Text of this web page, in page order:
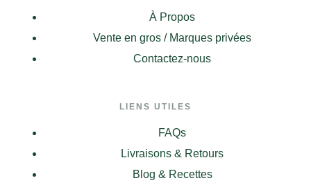
À Propos
Vente en gros / Marques privées
Contactez-nous
LIENS UTILES
FAQs
Livraisons & Retours
Blog & Recettes